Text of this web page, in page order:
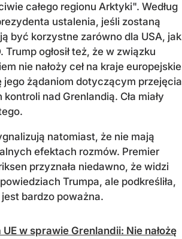
całego regionu Arktyki". Według
ustalenia, jeśli zostaną
być korzystne zarówno dla USA, jak
Trump ogłosił też, że w związku
nie nałoży ceł na kraje europejskie
jego żądaniom dotyczącym przejęcia
nad Grenlandią. Cła miały
natomiast, że nie mają
efektach rozmów. Premier
przyznała niedawno, że widzi
Trumpa, ale podkreśliła,
bardzo poważna.
w sprawie Grenlandii: Nie nałożę